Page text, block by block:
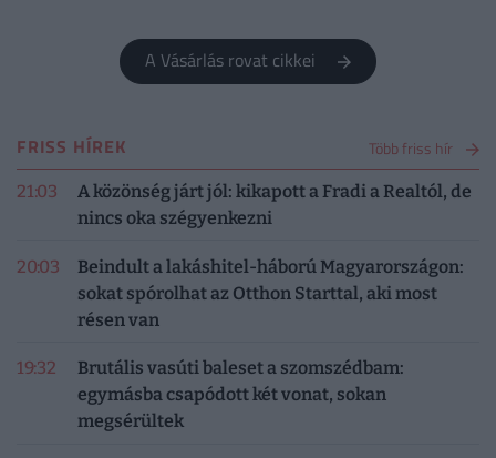
A Vásárlás rovat cikkei
FRISS HÍREK Több friss hír
21:03
A közönség járt jól: kikapott a Fradi a Realtól, de
nincs oka szégyenkezni
20:03
Beindult a lakáshitel-háború Magyarországon:
sokat spórolhat az Otthon Starttal, aki most
résen van
19:32
Brutális vasúti baleset a szomszédbam:
egymásba csapódott két vonat, sokan
megsérültek